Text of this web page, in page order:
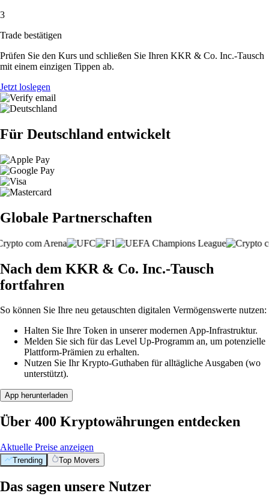
3
Trade bestätigen
Prüfen Sie den Kurs und schließen Sie Ihren KKR & Co. Inc.-Tausch
mit einem einzigen Tippen ab.
Jetzt loslegen
Für Deutschland entwickelt
Globale Partnerschaften
Nach dem KKR & Co. Inc.-Tausch
fortfahren
So können Sie Ihre neu getauschten digitalen Vermögenswerte nutzen:
Halten Sie Ihre Token in unserer modernen App-Infrastruktur.
Melden Sie sich für das Level Up-Programm an, um potenzielle
Plattform-Prämien zu erhalten.
Nutzen Sie Ihr Krypto-Guthaben für alltägliche Ausgaben (wo
unterstützt).
App herunterladen
Über 400 Kryptowährungen entdecken
Aktuelle Preise anzeigen
Trending Top Movers
Das sagen unsere Nutzer